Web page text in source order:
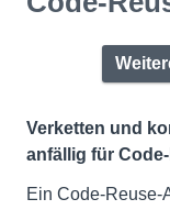
Verketten und
anfällig für
Ein Code-Reuse-